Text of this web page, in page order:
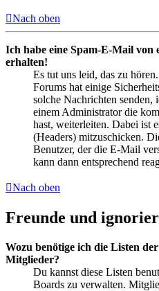
Nach oben
Ich habe eine Spam-E-Mail von
erhalten!
Es tut uns leid, das zu
Forums hat einige
solche Nachrichten
einem Administrator die
hast, weiterleiten. Dabei ist
(Headers) mitzuschicken.
Benutzer, der die E-Mail
kann dann entsprechend
Nach oben
Freunde und
Wozu benötige ich die Listen
Mitglieder?
Du kannst diese Listen
Boards zu verwalten.